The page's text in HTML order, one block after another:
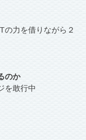
の力を借りながら２
のか
を敢行中